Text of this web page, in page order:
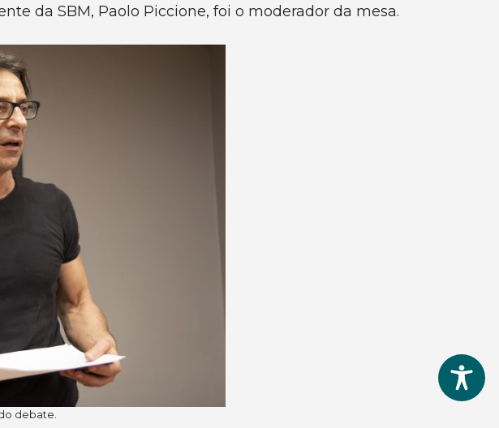
da SBM, Paolo Piccione, foi o moderador da mesa.
debate.